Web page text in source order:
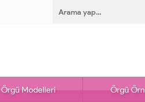
Örgü Modelleri Örgü